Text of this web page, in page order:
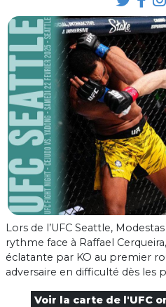
Lors de l’UFC Seattle,
rythme face à Raffael
éclatante par KO au premier
adversaire en difficulté dès les
Voir la carte de l'UFC